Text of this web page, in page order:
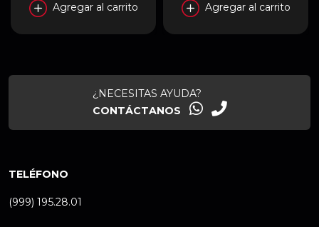
Agregar al carrito
Agregar al carrito
¿NECESITAS AYUDA?
CONTÁCTANOS
TELÉFONO
(999) 195.28.01